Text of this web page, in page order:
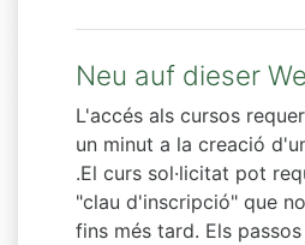
Neu auf dieser
L'accés als cursos
un minut a la creació
.El curs sol·licitat pot
"clau d'inscripció" que
fins més tard. Els